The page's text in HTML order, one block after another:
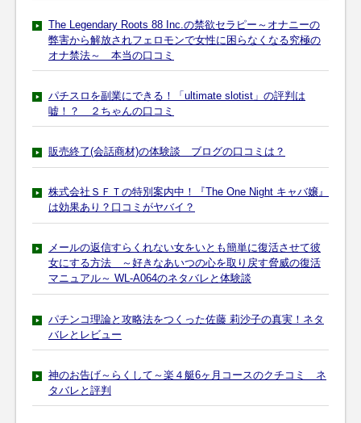
The Legendary Roots 88 Inc.の禁欲セラピー～オナニーの
弊害から解放されフェロモンで女性に困らなくなる究極の
オナ禁法～ 本当の口コミ
パチスロを副業にできる！「ultimate slotist」の評判は
嘘！？ ２ちゃんの口コミ
販売終了(会話商材)の体験談 ブログの口コミは？
株式会社ＳＦＴの特別案内中！『The One Night キャバ嬢』
は効果あり？口コミがヤバイ？
メールの返信すらくれない女をいとも簡単に復活させて彼
女にする方法 ～好きなあいつの心を取り戻す脅威の復活
マニュアル～ WL-A064のネタバレと体験談
パチンコ理論と攻略法をつくった佐藤 莉沙子の真実！ネタ
バレとレビュー
神のお告げ～らくして～楽４艇6ヶ月コースのクチコミ ネ
タバレと評判